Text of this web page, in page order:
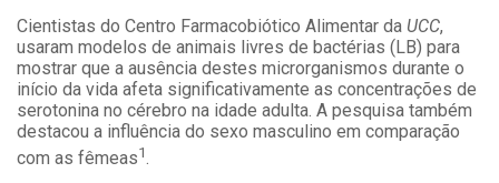
Cientistas do Centro Farmacobiótico Alimentar da UCC,
usaram modelos de animais livres de bactérias (LB) para
mostrar que a ausência destes microrganismos durante o
início da vida afeta significativamente as concentrações de
serotonina no cérebro na idade adulta. A pesquisa também
destacou a influência do sexo masculino em comparação
com as fêmeas1.